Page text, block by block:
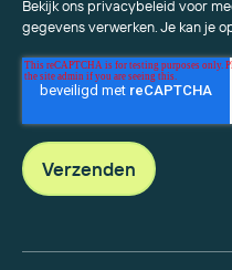
Bekijk ons privacybeleid voor
gegevens verwerken. Je kan je